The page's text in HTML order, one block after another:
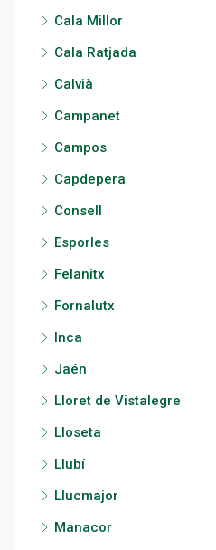
Cala Millor
Cala Ratjada
Calvià
Campanet
Campos
Capdepera
Consell
Esporles
Felanitx
Fornalutx
Inca
Jaén
Lloret de Vistalegre
Lloseta
Llubí
Llucmajor
Manacor